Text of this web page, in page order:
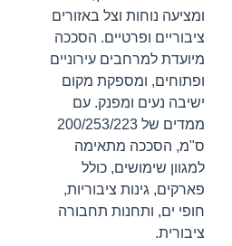
ומציעה נוחות וצל באזורים
ציבוריים ופרטיים. הסככה
מיועדת למרחבים עירוניים
ופתוחים, ומספקת מקום
ישיבה נעים ומפנק. עם
ממדים של 200/253/223
ס"מ, הסככה מתאימה
למגוון שימושים, כולל
פארקים, גינות ציבוריות,
חופי ים, ותחנות תחבורה
ציבורית.